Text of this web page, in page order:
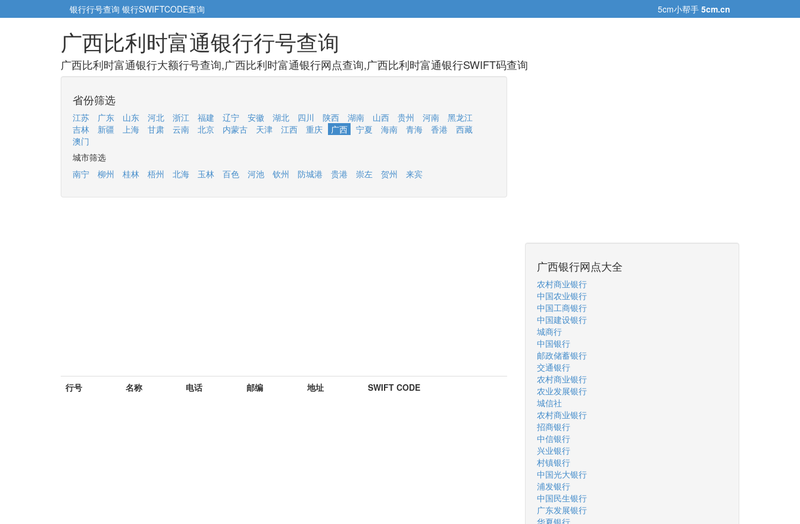
银行行号查询 银行SWIFTCODE查询 5cm小帮手 5cm.cn
广西比利时富通银行行号查询
广西比利时富通银行大额行号查询,广西比利时富通银行网点查询,广西比利时富通银行SWIFT码查询
省份筛选
江苏 广东 山东 河北 浙江 福建 辽宁 安徽 湖北 四川 陕西 湖南 山西 贵州 河南
黑龙江
吉林
新疆 上海 甘肃 云南 北京 内蒙古 天津 江西 重庆 广西 宁夏 海南 青海 香港
西藏
澳门
城市筛选
南宁
柳州 桂林 梧州 北海 玉林 百色 河池 钦州 防城港 贵港 崇左 贺州 来宾
行号 名称 电话 邮编 地址 SWIFT CODE
广西银行网点大全
农村商业银行
中国农业银行
中国工商银行
中国建设银行
城商行
中国银行
邮政储蓄银行
交通银行
农村商业银行
农业发展银行
城信社
农村商业银行
招商银行
中信银行
兴业银行
村镇银行
中国光大银行
浦发银行
中国民生银行
广东发展银行
华夏银行